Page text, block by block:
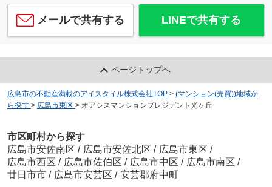
メールで共有する LINEで共有する
ページトップへ
広島市の不動産満載のアイスタイル株式会社TOP > (マンション(売買))地域か
ら探す > 広島市東区 > オアシスマンションプレジデント光ヶ丘
市区町村から探す
広島市安佐南区 / 広島市安佐北区 / 広島市東区 /
広島市西区 / 広島市佐伯区 / 広島市中区 / 広島市南区 /
廿日市市 / 広島市安芸区 / 安芸郡府中町